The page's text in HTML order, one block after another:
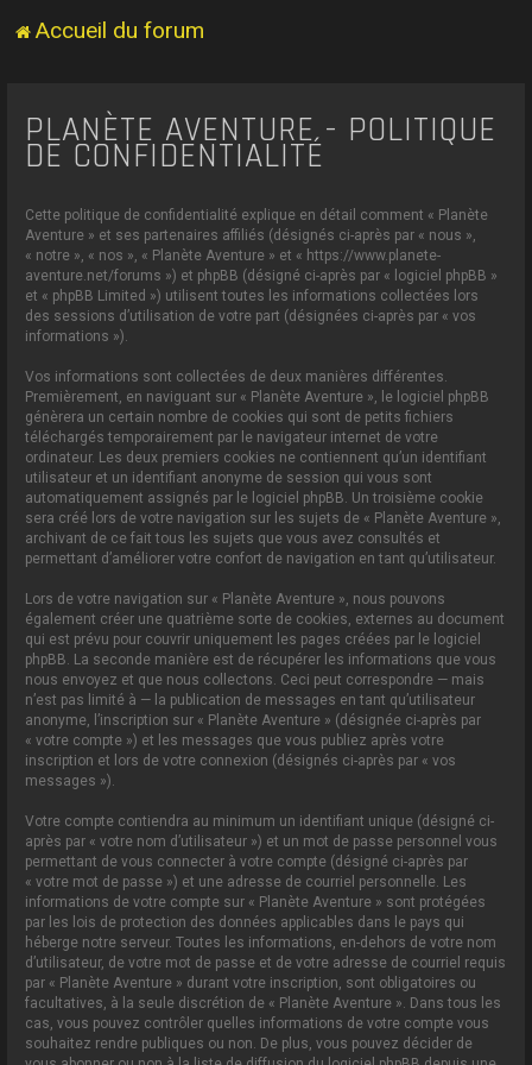
Accueil du forum
PLANÈTE AVENTURE - POLITIQUE
DE CONFIDENTIALITÉ
Cette politique de confidentialité explique en détail comment « Planète
Aventure » et ses partenaires affiliés (désignés ci-après par « nous »,
« notre », « nos », « Planète Aventure » et « https://www.planete-
aventure.net/forums ») et phpBB (désigné ci-après par « logiciel phpBB »
et « phpBB Limited ») utilisent toutes les informations collectées lors
des sessions d’utilisation de votre part (désignées ci-après par « vos
informations »).
Vos informations sont collectées de deux manières différentes.
Premièrement, en naviguant sur « Planète Aventure », le logiciel phpBB
génèrera un certain nombre de cookies qui sont de petits fichiers
téléchargés temporairement par le navigateur internet de votre
ordinateur. Les deux premiers cookies ne contiennent qu’un identifiant
utilisateur et un identifiant anonyme de session qui vous sont
automatiquement assignés par le logiciel phpBB. Un troisième cookie
sera créé lors de votre navigation sur les sujets de « Planète Aventure »,
archivant de ce fait tous les sujets que vous avez consultés et
permettant d’améliorer votre confort de navigation en tant qu’utilisateur.
Lors de votre navigation sur « Planète Aventure », nous pouvons
également créer une quatrième sorte de cookies, externes au document
qui est prévu pour couvrir uniquement les pages créées par le logiciel
phpBB. La seconde manière est de récupérer les informations que vous
nous envoyez et que nous collectons. Ceci peut correspondre — mais
n’est pas limité à — la publication de messages en tant qu’utilisateur
anonyme, l’inscription sur « Planète Aventure » (désignée ci-après par
« votre compte ») et les messages que vous publiez après votre
inscription et lors de votre connexion (désignés ci-après par « vos
messages »).
Votre compte contiendra au minimum un identifiant unique (désigné ci-
après par « votre nom d’utilisateur ») et un mot de passe personnel vous
permettant de vous connecter à votre compte (désigné ci-après par
« votre mot de passe ») et une adresse de courriel personnelle. Les
informations de votre compte sur « Planète Aventure » sont protégées
par les lois de protection des données applicables dans le pays qui
héberge notre serveur. Toutes les informations, en-dehors de votre nom
d’utilisateur, de votre mot de passe et de votre adresse de courriel requis
par « Planète Aventure » durant votre inscription, sont obligatoires ou
facultatives, à la seule discrétion de « Planète Aventure ». Dans tous les
cas, vous pouvez contrôler quelles informations de votre compte vous
souhaitez rendre publiques ou non. De plus, vous pouvez décider de